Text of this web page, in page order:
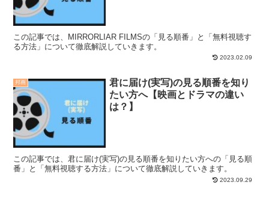
この記事では、MIRRORLIAR FILMSの「見る順番」と「無料視聴す
る方法」について徹底解説していきます。
2023.02.09
邦画
君に届け(実写)の見る順番を知り
たい方へ【映画とドラマの違い
は？】
この記事では、君に届け(実写)の見る順番を知りたい方への「見る順
番」と「無料視聴する方法」について徹底解説していきます。
2023.09.29